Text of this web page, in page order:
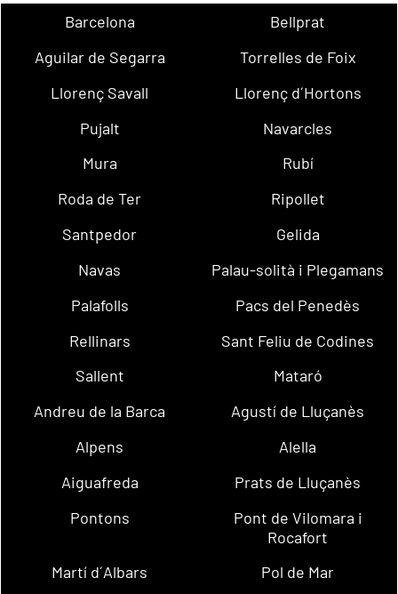
Barcelona
Bellprat
Aguilar de Segarra
Torrelles de Foix
Llorenç Savall
Llorenç d´Hortons
Pujalt
Navarcles
Mura
Rubí
Roda de Ter
Ripollet
Santpedor
Gelida
Navas
Palau-solità i Plegamans
Palafolls
Pacs del Penedès
Rellinars
Sant Feliu de Codines
Sallent
Mataró
Andreu de la Barca
Agustí de Lluçanès
Alpens
Alella
Aiguafreda
Prats de Lluçanès
Pontons
Pont de Vilomara i
Rocafort
Martí d´Albars
Pol de Mar